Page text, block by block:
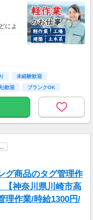
によ
夜勤
能
定有
なた
未経験歓迎
)歓迎
ブランクOK
グ商品のタグ管理作
【神奈川県川崎市高
理作業/時給1300円/